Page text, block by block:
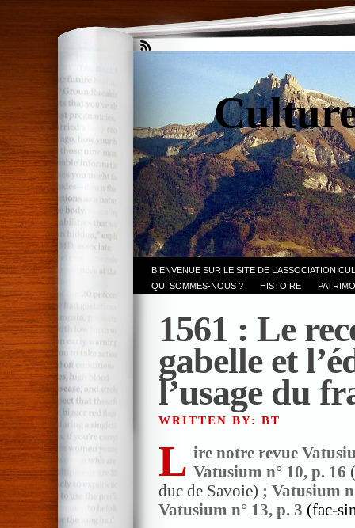
BIENVENUE SUR LE SITE DE L’ASSOCIATION
QUI SOMMES-NOUS ?
HISTOIRE
1561 : Le
gabelle et
l’usage du
WRITTEN BY: BT
L ire notre revue
Vatusium n° 10, p. 16
duc de Savoie) ; Vatusium
Vatusium n° 13, p. 3 (fac-